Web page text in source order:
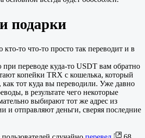
подарки
кто-то что-то просто так переводит и в
переводе куда-то USDT вам обратно
копейки TRX с кошелька, который
как тот куда вы переводили. Уже давно
в результате чего некоторые
выбирают тот же адрес из
и отправляют деньги, сверяя последние